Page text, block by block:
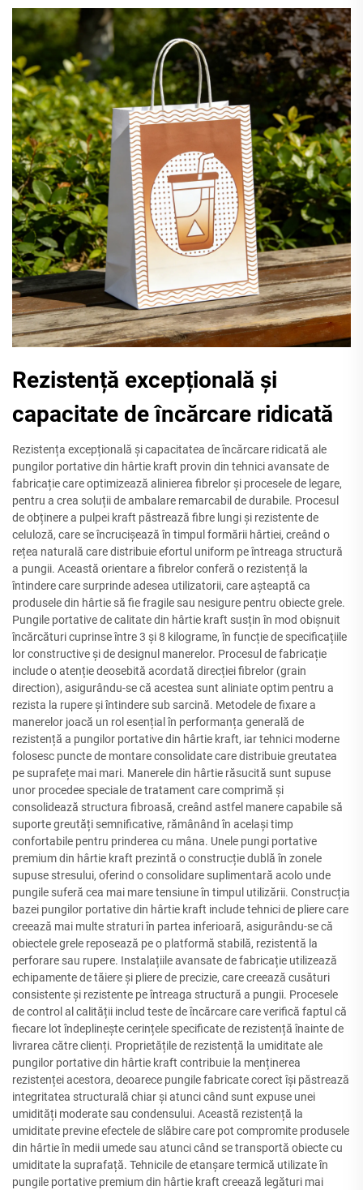
Rezistență excepțională și
capacitate de încărcare ridicată
Rezistența excepțională și capacitatea de încărcare ridicată ale
pungilor portative din hârtie kraft provin din tehnici avansate de
fabricație care optimizează alinierea fibrelor și procesele de legare,
pentru a crea soluții de ambalare remarcabil de durabile. Procesul
de obținere a pulpei kraft păstrează fibre lungi și rezistente de
celuloză, care se încrucișează în timpul formării hârtiei, creând o
rețea naturală care distribuie efortul uniform pe întreaga structură
a pungii. Această orientare a fibrelor conferă o rezistență la
întindere care surprinde adesea utilizatorii, care așteaptă ca
produsele din hârtie să fie fragile sau nesigure pentru obiecte grele.
Pungile portative de calitate din hârtie kraft susțin în mod obișnuit
încărcături cuprinse între 3 și 8 kilograme, în funcție de specificațiile
lor constructive și de designul manerelor. Procesul de fabricație
include o atenție deosebită acordată direcției fibrelor (grain
direction), asigurându-se că acestea sunt aliniate optim pentru a
rezista la rupere și întindere sub sarcină. Metodele de fixare a
manerelor joacă un rol esențial în performanța generală de
rezistență a pungilor portative din hârtie kraft, iar tehnici moderne
folosesc puncte de montare consolidate care distribuie greutatea
pe suprafețe mai mari. Manerele din hârtie răsucită sunt supuse
unor procedee speciale de tratament care comprimă și
consolidează structura fibroasă, creând astfel manere capabile să
suporte greutăți semnificative, rămânând în același timp
confortabile pentru prinderea cu mâna. Unele pungi portative
premium din hârtie kraft prezintă o construcție dublă în zonele
supuse stresului, oferind o consolidare suplimentară acolo unde
pungile suferă cea mai mare tensiune în timpul utilizării. Construcția
bazei pungilor portative din hârtie kraft include tehnici de pliere care
creează mai multe straturi în partea inferioară, asigurându-se că
obiectele grele reposează pe o platformă stabilă, rezistentă la
perforare sau rupere. Instalațiile avansate de fabricație utilizează
echipamente de tăiere și pliere de precizie, care creează cusături
consistente și rezistente pe întreaga structură a pungii. Procesele
de control al calității includ teste de încărcare care verifică faptul că
fiecare lot îndeplinește cerințele specificate de rezistență înainte de
livrarea către clienți. Proprietățile de rezistență la umiditate ale
pungilor portative din hârtie kraft contribuie la menținerea
rezistenței acestora, deoarece pungile fabricate corect își păstrează
integritatea structurală chiar și atunci când sunt expuse unei
umidități moderate sau condensului. Această rezistență la
umiditate previne efectele de slăbire care pot compromite produsele
din hârtie în medii umede sau atunci când se transportă obiecte cu
umiditate la suprafață. Tehnicile de etanșare termică utilizate în
pungile portative premium din hârtie kraft creează legături mai